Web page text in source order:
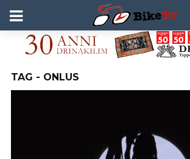
TAG - ONLUS